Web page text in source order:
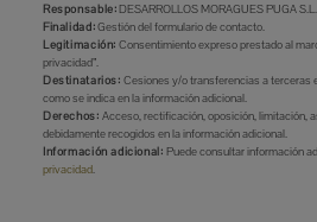
Responsable:DESARROLLOS MORAGUES PUGA S.L.
Finalidad:Gestión del formulario de contacto.
Legitimación: Consentimiento expreso prestado al
privacidad”.
Destinatarios: Cesiones y/o transferencias a terceras
como se indica en la información adicional.
Derechos: Acceso, rectificación, oposición, limitación,
debidamente recogidos en la información adicional.
Información adicional: Puede consultar información
privacidad.